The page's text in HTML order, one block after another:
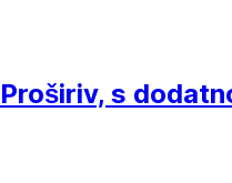
Proširiv, s